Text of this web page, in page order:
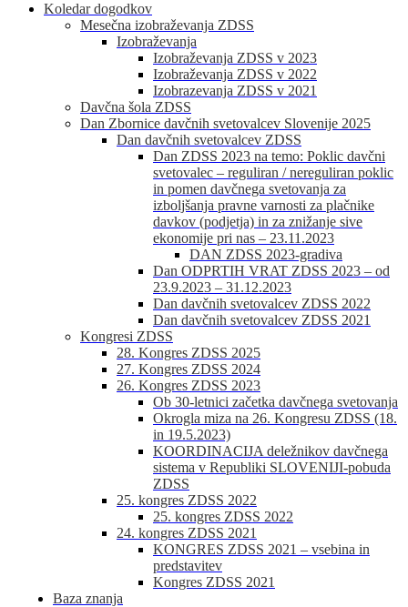
Koledar dogodkov
Mesečna izobraževanja ZDSS
Izobraževanja
Izobraževanja ZDSS v 2023
Izobraževanja ZDSS v 2022
Izobrazevanja ZDSS v 2021
Davčna šola ZDSS
Dan Zbornice davčnih svetovalcev Slovenije 2025
Dan davčnih svetovalcev ZDSS
Dan ZDSS 2023 na temo: Poklic davčni
svetovalec – reguliran / nereguliran poklic
in pomen davčnega svetovanja za
izboljšanja pravne varnosti za plačnike
davkov (podjetja) in za znižanje sive
ekonomije pri nas – 23.11.2023
DAN ZDSS 2023-gradiva
Dan ODPRTIH VRAT ZDSS 2023 – od
23.9.2023 – 31.12.2023
Dan davčnih svetovalcev ZDSS 2022
Dan davčnih svetovalcev ZDSS 2021
Kongresi ZDSS
28. Kongres ZDSS 2025
27. Kongres ZDSS 2024
26. Kongres ZDSS 2023
Ob 30-letnici začetka davčnega svetovanja
Okrogla miza na 26. Kongresu ZDSS (18.
in 19.5.2023)
KOORDINACIJA deležnikov davčnega
sistema v Republiki SLOVENIJI-pobuda
ZDSS
25. kongres ZDSS 2022
25. kongres ZDSS 2022
24. kongres ZDSS 2021
KONGRES ZDSS 2021 – vsebina in
predstavitev
Kongres ZDSS 2021
Baza znanja